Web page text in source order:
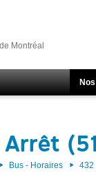
Montréal
Arrêt
Bus - Horaires 432